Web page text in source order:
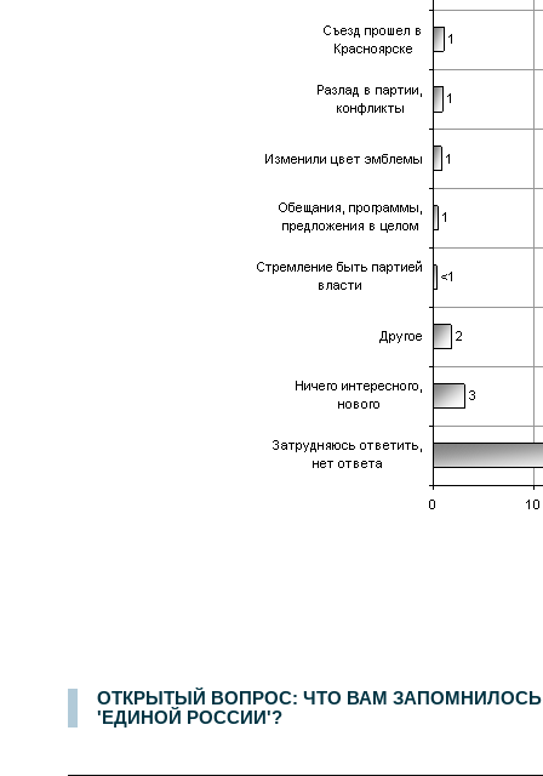
ОТКРЫТЫЙ ВОПРОС: ЧТО ВАМ
'ЕДИНОЙ РОССИИ'?